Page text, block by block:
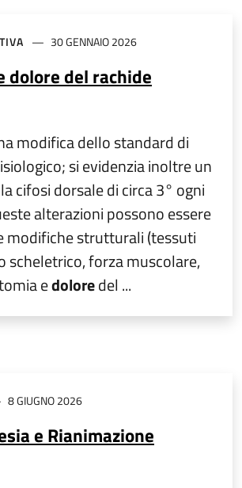
30 GENNAIO 2026
dolore del rachide
modifica dello standard di
si evidenzia inoltre un
cifosi dorsale di circa 3° ogni
alterazioni possono essere
modifiche strutturali (tessuti
scheletrico, forza muscolare,
edoloredel ...
8 GIUGNO 2026
e Rianimazione